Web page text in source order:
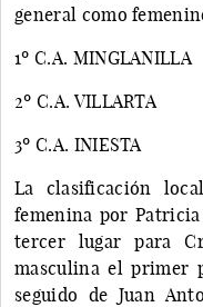
general como
1º C.A. MINGLANILLA
2º C.A. VILLARTA
3º C.A. INIESTA
La clasificación
femenina por
tercer lugar para
masculina el primer
seguido de Juan